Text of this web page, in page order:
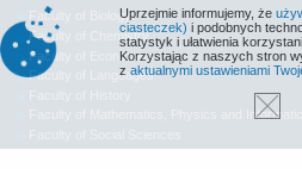
Faculty of Biology
Faculty of Chemistry
Faculty of Economics
Faculty of Languages
Faculty of Mathematics, Physics and Informatics
Uprzejmie informujemy, że
ciasteczek) i podobnych
statystyk i ułatwienia
Korzystając z naszych stron
z aktualnymi ustawieniami